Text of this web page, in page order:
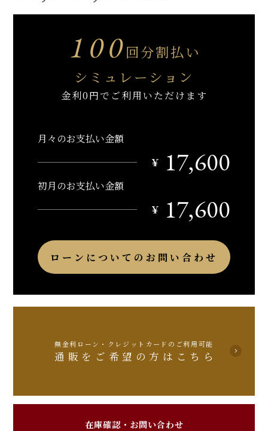
100回分割払い
シミュレーション
金利0円でご利用いただけます
月々のお支払い金額
￥
17,600
初月のお支払い金額
￥
17,600
ローンについてのお問い合わせ
無金利ローン・クレジットカードのご利用可能
通販をご希望の方はこちら
在庫確認・お問い合わせ